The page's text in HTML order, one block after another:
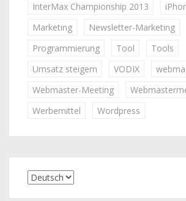
InterMax Championship 2013
Marketing
Newsletter-Marketing
Programmierung
Tool
Tools
Umsatz steigern
VODIX
Webmaster-Meeting
Werbemittel
Wordpress